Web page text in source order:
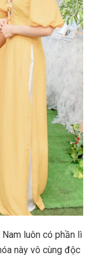
luôn có phần lì
này vô cùng độc